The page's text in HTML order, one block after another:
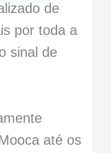
de
por toda a
sinal de
até os